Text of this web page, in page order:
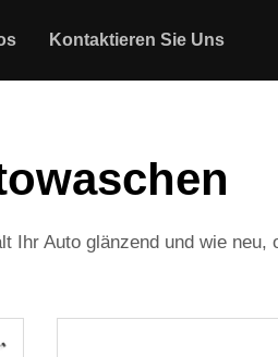
Kontaktieren Sie Uns
Auto glänzend und wie neu,